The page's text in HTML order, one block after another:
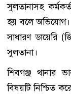
সুলতানাসহ
হয় বলে অভিযোগ।
সাধারণ ডায়েরি
সুলতানা।
শিবগঞ্জ থানার
বিষয়টি নিশ্চিত